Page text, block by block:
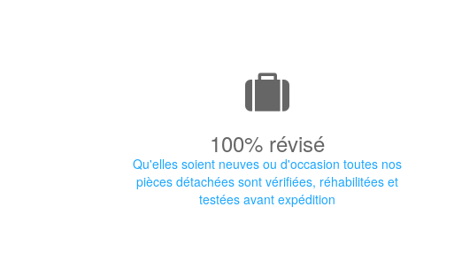
100% révisé
Qu'elles soient neuves ou d'occasion toutes nos
pièces détachées sont vérifiées, réhabilitées et
testées avant expédition